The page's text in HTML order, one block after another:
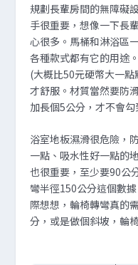
規劃長輩房間的無障礙
手很重要，想像一下長
心很多。馬桶和淋浴區
各種款式都有它的用途
(大概比50元硬幣大一
才舒服。材質當然要防
加長個5公分，才不會勾
浴室地板濕滑很危險，
一點、吸水性好一點的
也很重要，至少要90公
彎半徑150公分這個數
際想想，輪椅轉彎真的
分，或是做個斜坡，輪